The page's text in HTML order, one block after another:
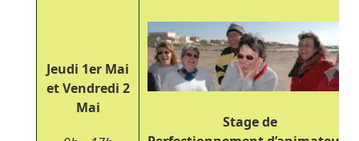
Jeudi 1er Mai
et Vendredi 2
Mai
Stage de